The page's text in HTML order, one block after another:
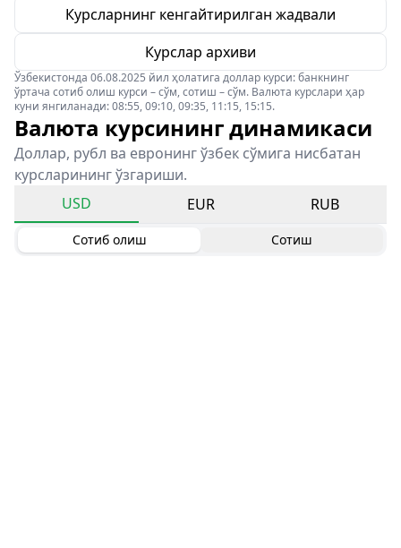
Курсларнинг кенгайтирилган жадвали
Курслар архиви
Ўзбекистонда 06.08.2025 йил ҳолатига доллар курси: банкнинг
ўртача сотиб олиш курси – сўм, сотиш – сўм. Валюта курслари ҳар
куни янгиланади: 08:55, 09:10, 09:35, 11:15, 15:15.
Валюта курсининг динамикаси
Доллар, рубл ва евронинг ўзбек сўмига нисбатан
курсларининг ўзгариши.
USD
EUR RUB
Сотиб олиш Сотиш